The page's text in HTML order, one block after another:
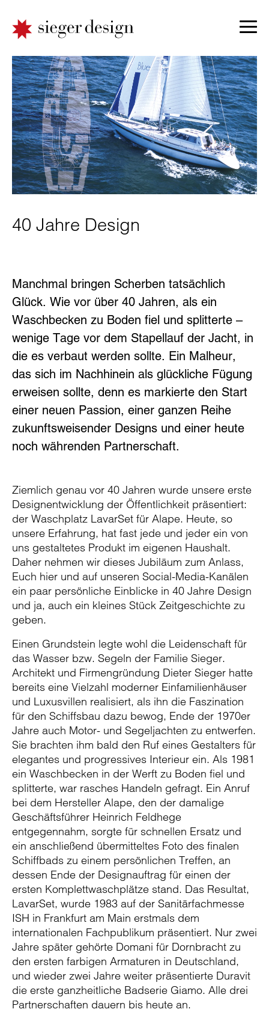
40 Jahre Design
Manchmal bringen Scherben tatsächlich
Glück. Wie vor über 40 Jahren, als ein
Waschbecken zu Boden fiel und splitterte –
wenige Tage vor dem Stapellauf der Jacht, in
die es verbaut werden sollte. Ein Malheur,
das sich im Nachhinein als glückliche Fügung
erweisen sollte, denn es markierte den Start
einer neuen Passion, einer ganzen Reihe
zukunftsweisender Designs und einer heute
noch währenden Partnerschaft.
Ziemlich genau vor 40 Jahren wurde unsere erste
Designentwicklung der Öffentlichkeit präsentiert:
der Waschplatz LavarSet für Alape. Heute, so
unsere Erfahrung, hat fast jede und jeder ein von
uns gestaltetes Produkt im eigenen Haushalt.
Daher nehmen wir dieses Jubiläum zum Anlass,
Euch hier und auf unseren Social-Media-Kanälen
ein paar persönliche Einblicke in 40 Jahre Design
und ja, auch ein kleines Stück Zeitgeschichte zu
geben.
Einen Grundstein legte wohl die Leidenschaft für
das Wasser bzw. Segeln der Familie Sieger.
Architekt und Firmengründung Dieter Sieger hatte
bereits eine Vielzahl moderner Einfamilienhäuser
und Luxusvillen realisiert, als ihn die Faszination
für den Schiffsbau dazu bewog, Ende der 1970er
Jahre auch Motor- und Segeljachten zu entwerfen.
Sie brachten ihm bald den Ruf eines Gestalters für
elegantes und progressives Interieur ein. Als 1981
ein Waschbecken in der Werft zu Boden fiel und
splitterte, war rasches Handeln gefragt. Ein Anruf
bei dem Hersteller Alape, den der damalige
Geschäftsführer Heinrich Feldhege
entgegennahm, sorgte für schnellen Ersatz und
ein anschließend übermitteltes Foto des finalen
Schiffbads zu einem persönlichen Treffen, an
dessen Ende der Designauftrag für einen der
ersten Komplettwaschplätze stand. Das Resultat,
LavarSet, wurde 1983 auf der Sanitärfachmesse
ISH in Frankfurt am Main erstmals dem
internationalen Fachpublikum präsentiert. Nur zwei
Jahre später gehörte Domani für Dornbracht zu
den ersten farbigen Armaturen in Deutschland,
und wieder zwei Jahre weiter präsentierte Duravit
die erste ganzheitliche Badserie Giamo. Alle drei
Partnerschaften dauern bis heute an.